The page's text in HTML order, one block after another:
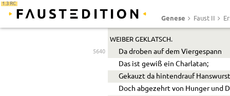
1.3 RC
Genese Faust II
Doch vielen, eh mans noch
Verlischt es, traurig ausgebrannt.
WEIBER GEKLATSCH.
5640
Da droben auf dem Viergespann
Das ist gewiß ein Charlatan;
Gekauzt da hintendrauf
Doch abgezehrt von Hunger und